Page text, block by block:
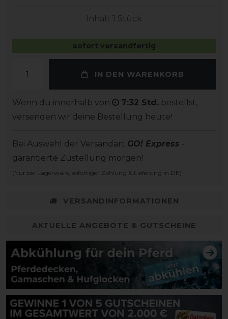
Inhalt 1 Stück
sofort versandfertig
IN DEN WARENKORB
Wenn du innerhalb von 7:32 Std. bestellst,
versenden wir deine Bestellung heute!
Bei Auswahl der Versandart GO! Express -
garantierte Zustellung morgen!
(Nur bei Lagerware, sofortiger Zahlung & Lieferung in DE)
VERSANDINFORMATIONEN
AKTUELLE ANGEBOTE & GUTSCHEINE